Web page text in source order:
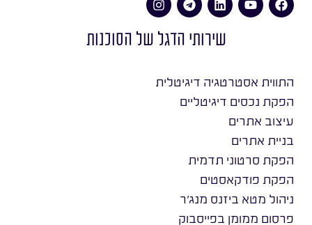
שירותי הדגל של הסוכנות
התווית אסטרטגיה דיגיטלית
הפקת נכסים דיגיטליים
עיצוב אתרים
בניית אתרים
הפקת סרטוני תדמית
הפקת פודקאסטים
ניהול מטא ביזנס מנג׳ר
פרסום ממומן בפייסבוק